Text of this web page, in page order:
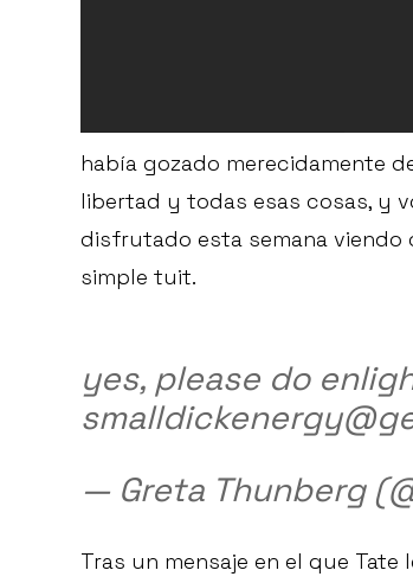
había gozado merecidamente
libertad y todas esas cosas, y
disfrutado esta semana viendo
simple tuit.
yes, please do
— Greta Thunberg
Tras un mensaje en el que